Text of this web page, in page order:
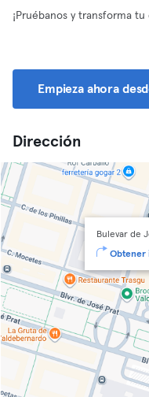
¡Pruébanos y transforma
Empieza ahora
Dirección
Bulevar de
Obtener